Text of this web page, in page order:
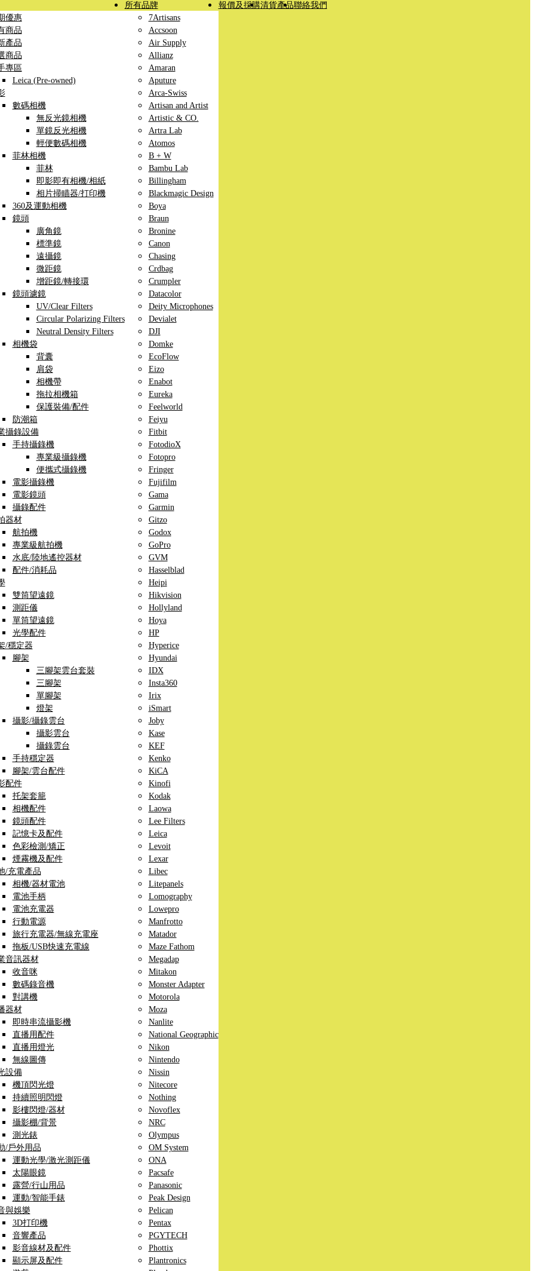
優惠
商品
產品
商品
專區
Leica (Pre-owned)
數碼相機
無反光鏡相機
單鏡反光相機
輕便數碼相機
菲林相機
菲林
即影即有相機/相紙
相片掃瞄器/打印機
360及運動相機
鏡頭
廣角鏡
標準鏡
遠攝鏡
微距鏡
增距鏡/轉接環
鏡頭濾鏡
UV/Clear Filters
Circular Polarizing Filters
Neutral Density Filters
相機袋
背囊
肩袋
相機帶
拖拉相機箱
保護裝備/配件
防潮箱
攝錄設備
手持攝錄機
專業級攝錄機
便攜式攝錄機
電影攝錄機
電影鏡頭
攝錄配件
器材
航拍機
專業級航拍機
水底/陸地遙控器材
配件/消耗品
雙筒望遠鏡
測距儀
單筒望遠鏡
光學配件
/穩定器
腳架
三腳架雲台套裝
三腳架
單腳架
燈架
攝影/攝錄雲台
攝影雲台
攝錄雲台
手持穩定器
腳架/雲台配件
配件
托架套籠
相機配件
鏡頭配件
記憶卡及配件
色彩檢測/矯正
煙霧機及配件
/充電產品
相機/器材電池
電池手柄
電池充電器
行動電源
旅行充電器/無線充電座
拖板/USB快速充電線
音訊器材
收音咪
數碼錄音機
對講機
器材
即時串流攝影機
直播用配件
直播用燈光
無線圖傳
設備
機頂閃光燈
持續照明閃燈
影樓閃燈/器材
攝影棚/背景
測光錶
/戶外用品
運動光學/激光測距儀
太陽眼鏡
露營/行山用品
運動/智能手錶
與娛樂
3D打印機
音響產品
影音線材及配件
顯示屏及配件
所有品牌
7Artisans
Accsoon
Air Supply
Allianz
Amaran
Aputure
Arca-Swiss
Artisan and Artist
Artistic & CO.
Artra Lab
Atomos
B + W
Bambu Lab
Billingham
Blackmagic Design
Boya
Braun
Bronine
Canon
Chasing
Crdbag
Crumpler
Datacolor
Deity Microphones
Devialet
DJI
Domke
EcoFlow
Eizo
Enabot
Eureka
Feelworld
Feiyu
Fitbit
FotodioX
Fotopro
Fringer
Fujifilm
Gama
Garmin
Gitzo
Godox
GoPro
GVM
Hasselblad
Heipi
Hikvision
Hollyland
Hoya
HP
Hyperice
Hyundai
IDX
Insta360
Irix
iSmart
Joby
Kase
KEF
Kenko
KiCA
Kinofi
Kodak
Laowa
Lee Filters
Leica
Levoit
Lexar
Libec
Litepanels
Lomography
Lowepro
Manfrotto
Matador
Maze Fathom
Megadap
Mitakon
Monster Adapter
Motorola
Moza
Nanlite
National Geographic
Nikon
Nintendo
Nissin
Nitecore
Nothing
Novoflex
NRC
Olympus
OM System
ONA
Pacsafe
Panasonic
Peak Design
Pelican
Pentax
PGYTECH
Phottix
Plantronics
報價及採購清貨產品聯絡我們